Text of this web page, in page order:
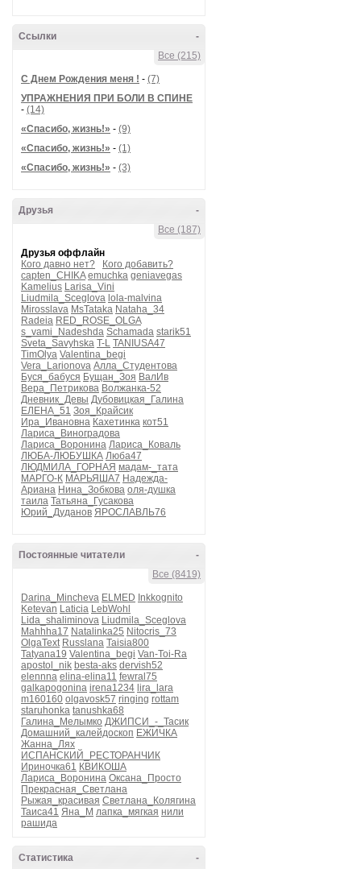
-
Ссылки
Все (215)
С Днем Рождения меня ! - (7)
УПРАЖНЕНИЯ ПРИ БОЛИ В СПИНЕ
- (14)
«Спасибо, жизнь!» - (9)
«Спасибо, жизнь!» - (1)
«Спасибо, жизнь!» - (3)
-
Друзья
Все (187)
Друзья оффлайн
Кого давно нет?
Кого добавить?
capten_CHIKA emuchka geniavegas
Kamelius Larisa_Vini
Liudmila_Sceglova lola-malvina
Mirosslava MsTataka Nataha_34
Radeia RED_ROSE_OLGA
s_vami_Nadeshda Schamada starik51
Sveta_Savyhska T-L TANIUSA47
TimOlya Valentina_begi
Vera_Larionova Алла_Студентова
Буся_бабуся Бущан_Зоя ВалИв
Вера_Петрикова Волжанка-52
Дневник_Девы Дубовицкая_Галина
ЕЛЕНА_51 Зоя_Крайсик
Ира_Ивановна Кахетинка кот51
Лариса_Виноградова
Лариса_Воронина Лариса_Коваль
ЛЮБА-ЛЮБУШКА Люба47
ЛЮДМИЛА_ГОРНАЯ мадам-_тата
МАРГО-К МАРЬЯША7 Надежда-
Ариана Нина_Зобкова оля-душка
таила Татьяна_Гусакова
Юрий_Дуданов ЯРОСЛАВЛЬ76
-
Постоянные читатели
Все (8419)
Darina_Mincheva ELMED Inkkognito
Ketevan Laticia LebWohl
Lida_shaliminova Liudmila_Sceglova
Mahhha17 Natalinka25 Nitocris_73
OlgaText Russlana Taisia800
Tatyana19 Valentina_begi Van-Toi-Ra
apostol_nik besta-aks dervish52
elennna elina-elina11 fewral75
galkapogonina irena1234 lira_lara
m160160 olgavosk57 ringing rottam
staruhonka tanushka68
Галина_Мелымко ДЖИПСИ_-_Тасик
Домашний_калейдоскоп ЕЖИЧКА
Жанна_Лях
ИСПАНСКИЙ_РЕСТОРАНЧИК
Ириночка61 КВИКОША
Лариса_Воронина Оксана_Просто
Прекрасная_Светлана
Рыжая_красивая Светлана_Колягина
Таиса41 Яна_М лапка_мягкая нили
рашида
-
Статистика